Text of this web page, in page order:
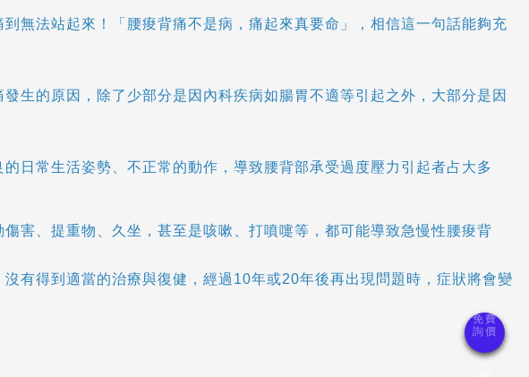
無法站起來！「腰痠背痛不是病，痛起來真要命」，相信這一句話能夠充
生的原因，除了少部分是因內科疾病如腸胃不適等引起之外，大部分是因
日常生活姿勢、不正常的動作，導致腰背部承受過度壓力引起者占大多
害、提重物、久坐，甚至是咳嗽、打噴嚏等，都可能導致急慢性腰痠背
有得到適當的治療與復健，經過10年或20年後再出現問題時，症狀將會變